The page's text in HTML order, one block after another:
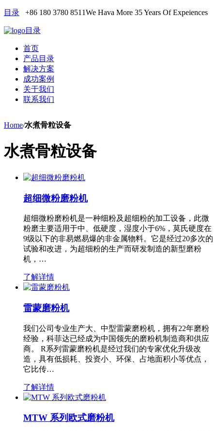
目录 +86 180 3780 8511We Hava More 35 Years Of Expeiences
目录
首页
产品目录
解决方案
成功案例
关于我们
联系我们
Home/水煮骨粒设备
水煮骨粒设备
超细微粉磨粉机
超细微粉磨粉机是一种细粉及超细粉的加工设备，此微
粉磨主要适用于中、低硬度，湿度小于6%，莫氏硬度在
9级以下的非易燃易爆的非金属物料。它是经过20多次的
试验和改进，为超细粉的生产而研发制造的新型磨粉
机，…
了解详情
雷蒙磨粉机
我们公司专业生产大、中型雷蒙磨粉机，拥有22年磨粉
经验，科菲达已经成为中国领先的磨粉机制造商和供应
商。 R系列雷蒙磨粉机是经过我们的专家优化升级改
造，具有低损耗、投资小、环保、占地面积小等优点，
它比传…
了解详情
MTW 系列欧式磨粉机